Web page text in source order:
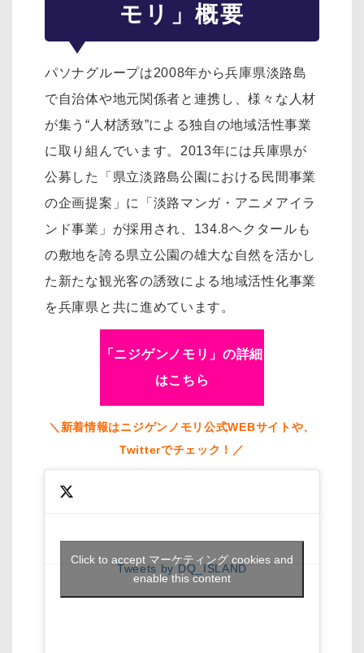
モリ」概要
パソナグループは2008年から兵庫県淡路島
で自治体や地元関係者と連携し、様々な人材
が集う“人材誘致”による独自の地域活性事業
に取り組んでいます。2013年には兵庫県が
公募した「県立淡路島公園における民間事業
の企画提案」に「淡路マンガ・アニメアイラ
ンド事業」が採用され、134.8ヘクタールも
の敷地を誇る県立公園の雄大な自然を活かし
た新たな観光客の誘致による地域活性化事業
を兵庫県と共に進めています。
「ニジゲンノモリ」の詳細
はこちら
＼新着情報はニジゲンノモリ公式WEBサイトや、
Twitterでチェック！／
Tweets by DQ_ISLAND
Click to accept マーケティング cookies and
enable this content